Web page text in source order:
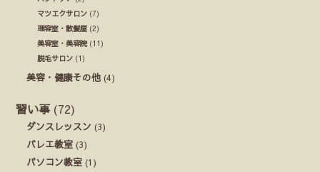
マツエクサロン (7)
理容室・散髪屋 (2)
美容室・美容院(11)
脱毛サロン (1)
美容・健康その他 (4)
習い事 (72)
ダンスレッスン (3)
バレエ教室 (3)
パソコン教室 (1)